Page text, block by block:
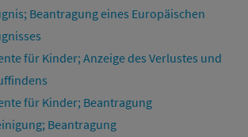
Beantragung eines Europäischen
für Kinder; Anzeige des Verlustes und
für Kinder; Beantragung
Beantragung